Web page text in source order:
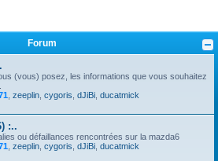
c
h
Forum
(vous) posez, les informations que vous souhaitez
zeeplin cygoris dJiBi ducatmick
:..
ou défaillances rencontrées sur la mazda6
zeeplin cygoris dJiBi ducatmick